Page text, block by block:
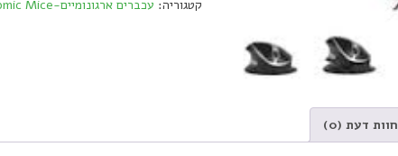
דינמי
קטגוריה: עכברים ארגונומיים-Ergonomic Mice
חוות דעת (0)